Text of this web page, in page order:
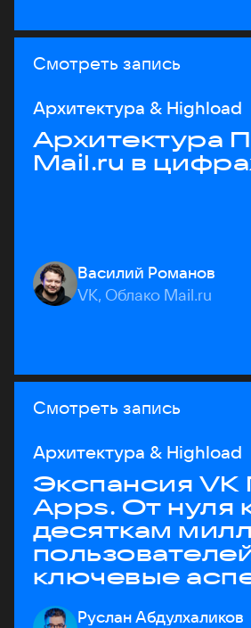
Смотреть запись
Архитектура & Highload
Архитектура
Mail.ru в
Василий Романов
VK, Облако Mail.ru
Смотреть запись
Архитектура & Highload
Экспансия VK
Apps. От нуля
десяткам
ключевые
архитектуры
Руслан Абдулхаликов